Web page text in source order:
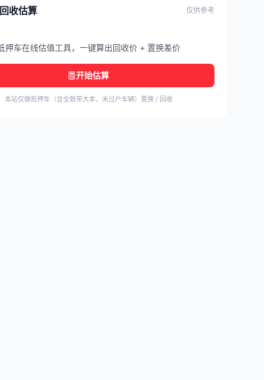
收估算 仅供参考
押车在线估值工具，一键算出回收价 + 置换差价
开始估算
本站仅做抵押车（含全款带大本，未过户车辆）置换 / 回收